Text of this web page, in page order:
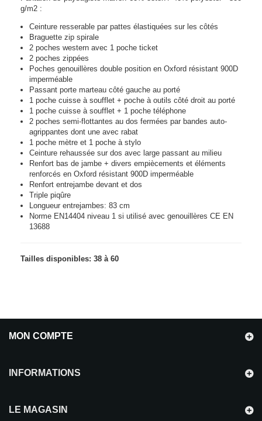
g/m2 :
Ceinture resserable par pattes élastiquées sur les côtés
Braguette zip spirale
2 poches western avec 1 poche ticket
2 poches zippées
Poches genouillères double position en Oxford résistant 900D
imperméable
Passant porte marteau côté gauche au porté
1 poche cuisse à soufflet + poche à outils côté droit au porté
1 poche cuisse à soufflet + 1 poche téléphone
2 poches semi-flottantes au dos fermées par bandes auto-
agrippantes dont une avec rabat
1 poche mètre et 1 poche à stylo
Ceinture rehaussée sur dos avec large passant au milieu
Renfort bas de jambe + divers empiècements et éléments
renforcés en Oxford résistant 900D imperméable
Renfort entrejambe devant et dos
Triple piqûre
Longueur entrejambes: 83 cm
Norme EN14404 niveau 1 si utilisé avec genouillères CE EN
13688
Tailles disponibles: 38 à 60
MON COMPTE
INFORMATIONS
LE MAGASIN